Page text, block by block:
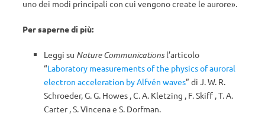
uno dei modi principali con cui vengono create le aurore».
Per saperne di più:
Leggi su Nature Communicationsl’articolo
“Laboratory measurements of the physics of auroral
electron acceleration by Alfvén waves” di J. W. R.
Schroeder, G. G. Howes , C. A. Kletzing , F. Skiff , T. A.
Carter , S. Vincena e S. Dorfman.